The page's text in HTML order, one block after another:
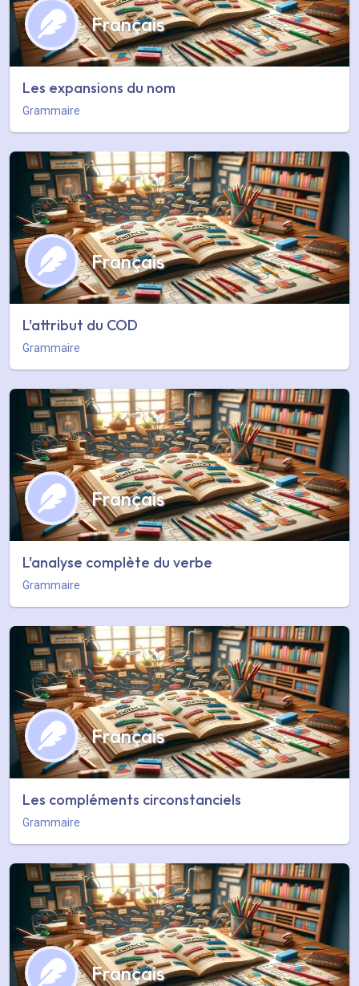
Français
Les expansions du nom
Grammaire
Français
L'attribut du COD
Grammaire
Français
L'analyse complète du verbe
Grammaire
Français
Les compléments circonstanciels
Grammaire
Français